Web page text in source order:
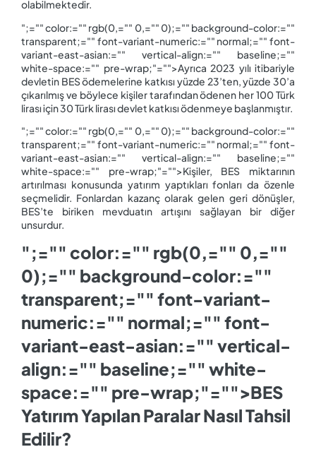
olabilmektedir.
";="" color:="" rgb(0,="" 0,="" 0);="" background-color:=""
transparent;="" font-variant-numeric:="" normal;="" font-
variant-east-asian:="" vertical-align:="" baseline;=""
white-space:="" pre-wrap;"="">Ayrıca 2023 yılı itibariyle
devletin BES ödemelerine katkısı yüzde 23’ten, yüzde 30’a
çıkarılmış ve böylece kişiler tarafından ödenen her 100 Türk
lirası için 30 Türk lirası devlet katkısı ödenmeye başlanmıştır.
";="" color:="" rgb(0,="" 0,="" 0);="" background-color:=""
transparent;="" font-variant-numeric:="" normal;="" font-
variant-east-asian:="" vertical-align:="" baseline;=""
white-space:="" pre-wrap;"="">Kişiler, BES miktarının
artırılması konusunda yatırım yaptıkları fonları da özenle
seçmelidir. Fonlardan kazanç olarak gelen geri dönüşler,
BES’te biriken mevduatın artışını sağlayan bir diğer
unsurdur.
";="" color:="" rgb(0,="" 0,=""
0);="" background-color:=""
transparent;="" font-variant-
numeric:="" normal;="" font-
variant-east-asian:="" vertical-
align:="" baseline;="" white-
space:="" pre-wrap;"="">BES
Yatırım Yapılan Paralar Nasıl Tahsil
Edilir?